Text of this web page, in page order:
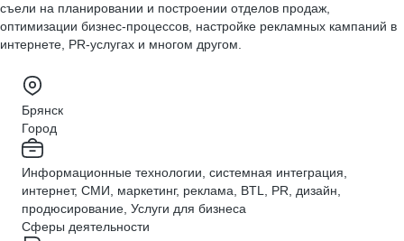
съели на планировании и построении отделов продаж,
оптимизации бизнес-процессов, настройке рекламных кампаний в
интернете, PR-услугах и многом другом.
Брянск
Город
Информационные технологии, системная интеграция,
интернет, СМИ, маркетинг, реклама, BTL, PR, дизайн,
продюсирование, Услуги для бизнеса
Сферы деятельности